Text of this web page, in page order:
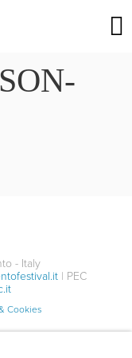
- Italy
| PEC
Cookies